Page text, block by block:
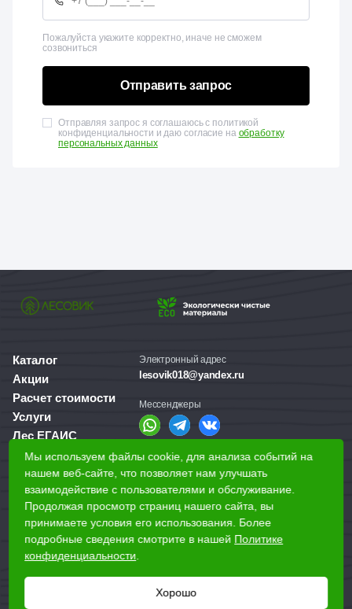
Пожалуйста укажите корректно, иначе не сможем
созвониться
Отправить запрос
Отправляя запрос я соглашаюсь с политикой
конфиденциальности и даю согласие на обработку
персональных данных
Каталог
Акции
Расчет стоимости
Услуги
Лес ЕГАИС
О компании
Доставка и оплата
Для бизнеса
Наши магазины
Ижевск, Воткинское шоссе, 340
Электронный адрес
lesovik018@yandex.ru
Мессенджеры
Справочная служба
+7 (3412) 77-60-50
Мы используем файлы cookie, для анализа событий на
нашем веб-сайте, что позволяет нам улучшать
взаимодействие с пользователями и обслуживание.
Продолжая просмотр страниц нашего сайта, вы
принимаете условия его использования. Более
подробные сведения смотрите в нашей Политике
конфиденциальности
Хорошо